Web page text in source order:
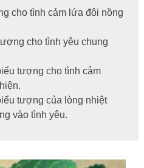
cho tình cảm lứa đôi nồng
cho tình yêu chung
tượng cho tình cảm
tượng của lòng nhiệt
vào tình yêu.